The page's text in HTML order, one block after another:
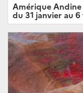
Amérique Andine
du 31 janvier au